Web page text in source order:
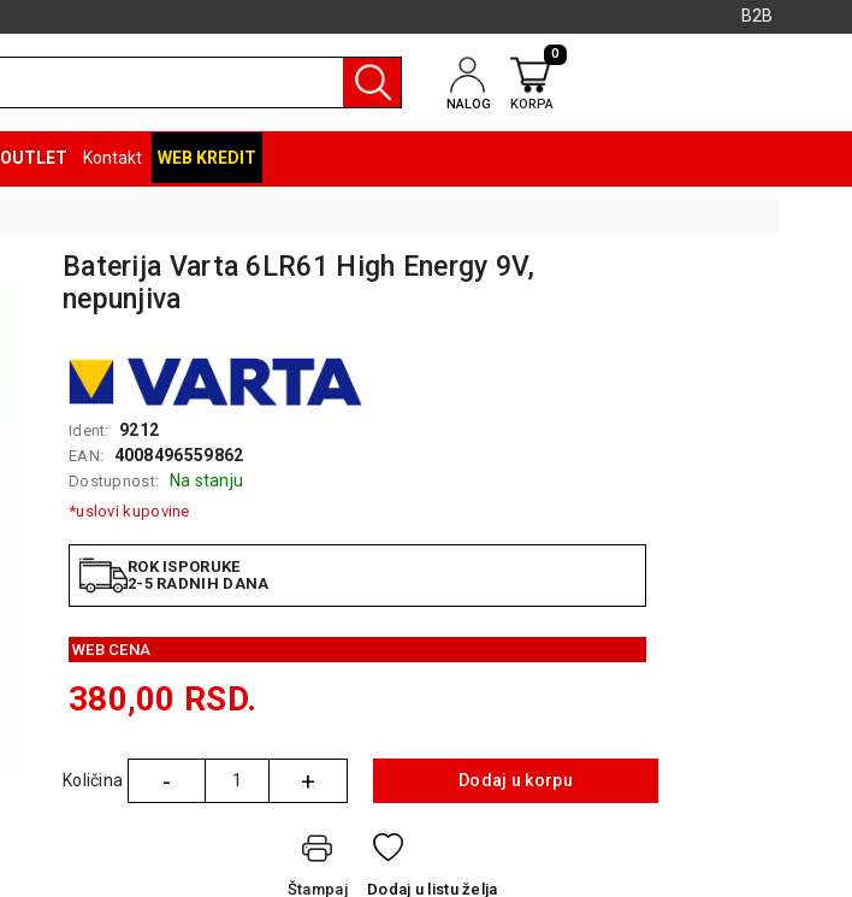
B2B
NALOG KORPA
0
OUTLET Kontakt WEB KREDIT
Baterija Varta 6LR61 High Energy 9V,
nepunjiva
Ident: 9212
EAN: 4008496559862
Dostupnost: Na stanju
*uslovi kupovine
ROK ISPORUKE
2-5 RADNIH DANA
WEB CENA
380,00 RSD.
Količina - + Dodaj u korpu
Štampaj Dodaj u listu želja